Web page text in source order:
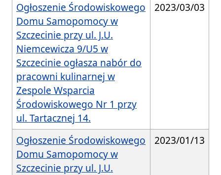
Ogłoszenie Środowiskowego
Domu Samopomocy w
Szczecinie przy ul. J.U.
Niemcewicza 9/U5 w
Szczecinie ogłasza nabór do
pracowni kulinarnej w
Zespole Wsparcia
Środowiskowego Nr 1 przy
ul. Tartacznej 14.
2023/03/03
Ogłoszenie Środowiskowego
Domu Samopomocy w
Szczecinie przy ul. J.U.
2023/01/13